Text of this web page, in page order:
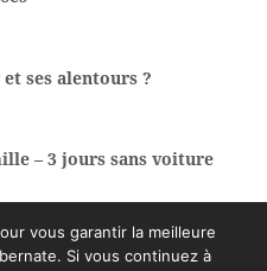
ses alentours ?
– 3 jours sans voiture
vous garantir la meilleure
Si vous continuez à